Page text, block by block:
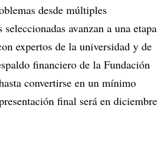
desde múltiples
avanzan a una etapa
expertos de la universidad y de
financiero de la Fundación
convertirse en un mínimo
final será en diciembre